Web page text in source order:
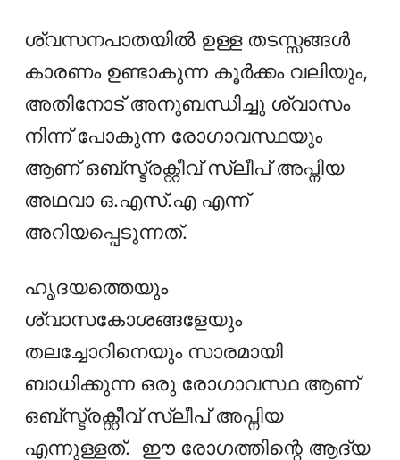
ശ്വസനപാതയിൽ ഉള്ള തടസ്സങ്ങൾ
കാരണം ഉണ്ടാകുന്ന കൂർക്കം വലിയും,
അതിനോട് അനുബന്ധിച്ചു ശ്വാസം
നിന്ന് പോകുന്ന രോഗാവസ്ഥയും
ആണ് ഒബ്‌സ്ട്രക്റ്റീവ് സ്ലീപ് അപ്നിയ
അഥവാ ഒ.എസ്‌.എ എന്ന്
അറിയപ്പെടുന്നത്.
ഹൃദയത്തെയും
ശ്വാസകോശങ്ങളേയും
തലച്ചോറിനെയും സാരമായി
ബാധിക്കുന്ന ഒരു രോഗാവസ്ഥ ആണ്
ഒബ്‌സ്ട്രക്റ്റീവ് സ്ലീപ് അപ്നിയ
എന്നുള്ളത്. ഈ രോഗത്തിന്റെ ആദ്യ